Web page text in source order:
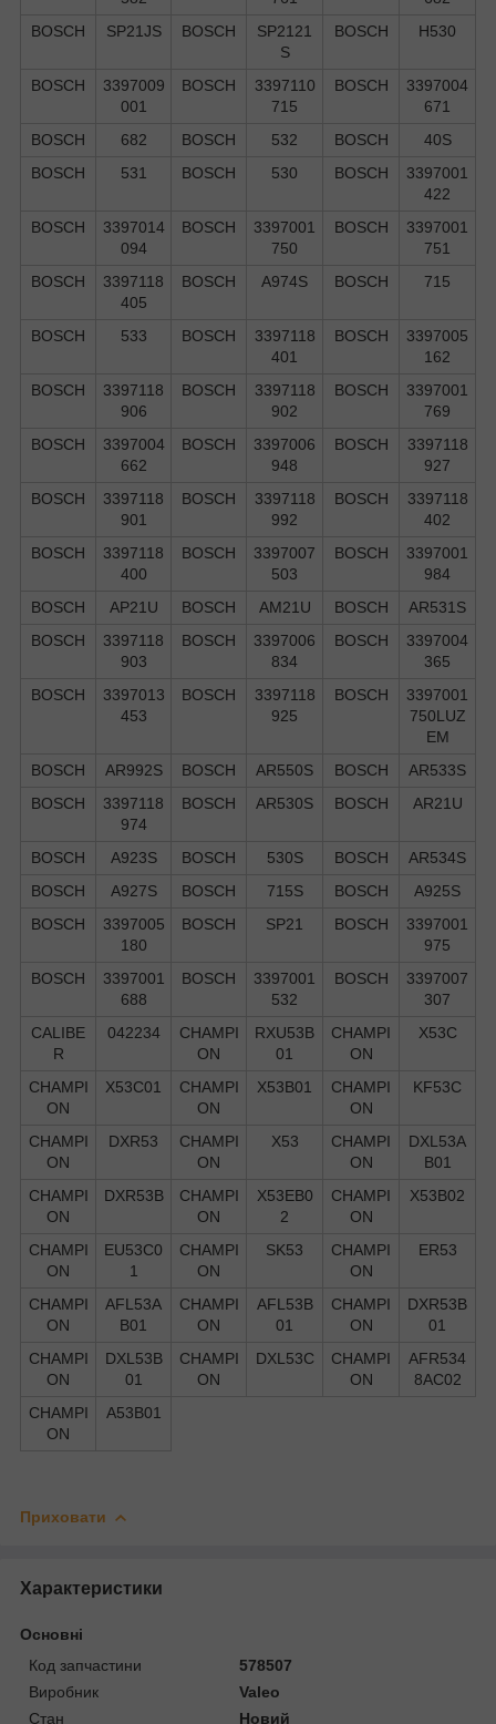
BOSCH
SP21JS BOSCH
SP2121
S
BOSCH H530
BOSCH
3397009
001
BOSCH
3397110
715
BOSCH
3397004
671
BOSCH
682 BOSCH 532 BOSCH
40S
BOSCH
531 BOSCH 530 BOSCH
3397001
422
BOSCH
3397014
094
BOSCH
3397001
750
BOSCH
3397001
751
BOSCH
3397118
405
BOSCH A974S BOSCH 715
BOSCH 533 BOSCH
3397118
401
BOSCH
3397005
162
BOSCH
3397118
906
BOSCH
3397118
902
BOSCH
3397001
769
BOSCH
3397004
662
BOSCH
3397006
948
BOSCH
3397118
927
BOSCH
3397118
901
BOSCH
3397118
992
BOSCH
3397118
402
BOSCH
3397118
400
BOSCH
3397007
503
BOSCH
3397001
984
BOSCH
AP21U BOSCH AM21U BOSCH
AR531S
BOSCH
3397118
903
BOSCH
3397006
834
BOSCH
3397004
365
BOSCH
3397013
453
BOSCH
3397118
925
BOSCH
3397001
750LUZ
EM
BOSCH
AR992S BOSCH AR550S BOSCH
AR533S
BOSCH
3397118
974
BOSCH AR530S BOSCH AR21U
BOSCH A923S BOSCH 530S BOSCH
AR534S
BOSCH
A927S BOSCH 715S BOSCH
A925S
BOSCH
3397005
180
BOSCH SP21 BOSCH
3397001
975
BOSCH
3397001
688
BOSCH
3397001
532
BOSCH
3397007
307
CALIBE
R
042234
CHAMPI
ON
RXU53B
01
CHAMPI
ON
X53C
CHAMPI
ON
X53C01
CHAMPI
ON
X53B01
CHAMPI
ON
KF53C
CHAMPI
ON
DXR53
CHAMPI
ON
X53
CHAMPI
ON
DXL53A
B01
CHAMPI
ON
DXR53B
CHAMPI
ON
X53EB0
2
CHAMPI
ON
X53B02
CHAMPI
ON
EU53C0
1
CHAMPI
ON
SK53
CHAMPI
ON
ER53
CHAMPI
ON
AFL53A
B01
CHAMPI
ON
AFL53B
01
CHAMPI
ON
DXR53B
01
CHAMPI
ON
DXL53B
01
CHAMPI
ON
DXL53C
CHAMPI
ON
AFR534
8AC02
CHAMPI
ON
A53B01
Приховати
Характеристики
Основні
Код запчастини
578507
Виробник
Valeo
Стан
Новий